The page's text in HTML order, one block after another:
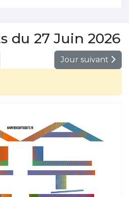
du 27 Juin 2026
Jour suivant